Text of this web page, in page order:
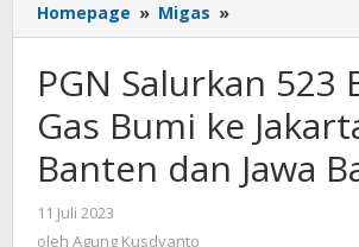
Homepage » Migas »
Salurkan
BBTUD
Gas
Bumi
ke
Jakarta,
PGN Salurkan 523
Gas Bumi ke
Banten dan Jawa
11 Juli 2023
Agung
oleh Agung Kusdyanto